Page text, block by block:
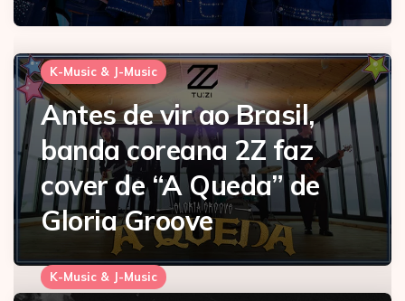
K-Music & J-Music
Antes de vir ao Brasil,
banda coreana 2Z faz
cover de “A Queda” de
Gloria Groove
K-Music & J-Music